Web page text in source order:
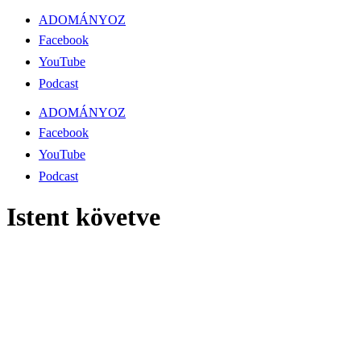
ADOMÁNYOZ
Facebook
YouTube
Podcast
ADOMÁNYOZ
Facebook
YouTube
Podcast
Istent követve